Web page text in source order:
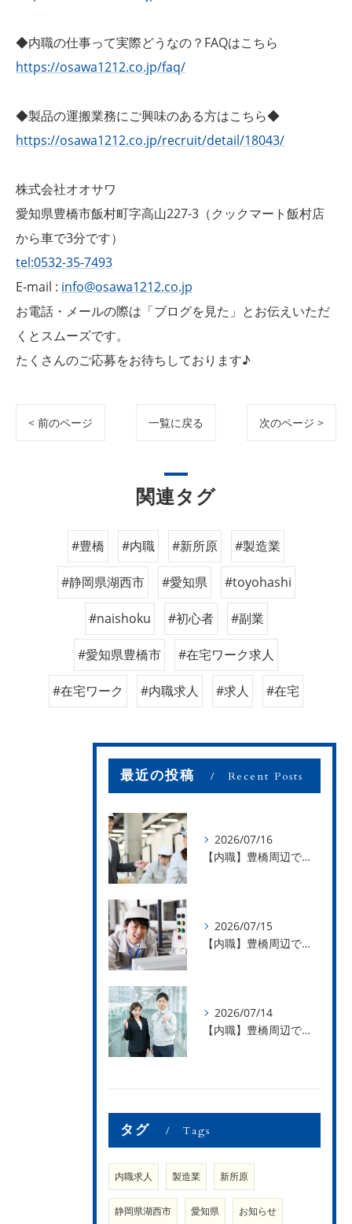
◆内職の仕事って実際どうなの？FAQはこちら
https://osawa1212.co.jp/faq/
◆製品の運搬業務にご興味のある方はこちら◆
https://osawa1212.co.jp/recruit/detail/18043/
株式会社オオサワ
愛知県豊橋市飯村町字高山227-3（クックマート飯村店
から車で3分です）
tel:0532-35-7493
E-mail : info@osawa1212.co.jp
お電話・メールの際は「ブログを見た」とお伝えいただ
くとスムーズです。
たくさんのご応募をお待ちしております♪
< 前のページ 一覧に戻る 次のページ >
関連タグ
#豊橋 #内職 #新所原 #製造業
#静岡県湖西市 #愛知県 #toyohashi
#naishoku #初心者 #副業
#愛知県豊橋市 #在宅ワーク求人
#在宅ワーク #内職求人 #求人 #在宅
最近の投稿 Recent Posts
2026/07/16
【内職】豊橋周辺で内職のお仕事を探している方募集中！【お仕事の内容】
2026/07/15
【内職】豊橋周辺で内職のお仕事を探している方募集中！【急な学級閉鎖も安心】
2026/07/14
【内職】豊橋周辺で内職のお仕事を探している方募集中！【内職さまのお声②】
タグ Tags
内職求人 製造業 新所原
静岡県湖西市 愛知県 お知らせ